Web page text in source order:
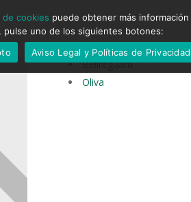
Bellreguard
Oliva
de cookies puede obtener más
pulse uno de los siguientes botones:
Aviso Legal y Políticas de Privacidad